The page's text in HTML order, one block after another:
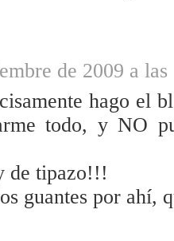
de 2009 a las
hago el
todo, y NO
de tipazo!!!
guantes por ahí,